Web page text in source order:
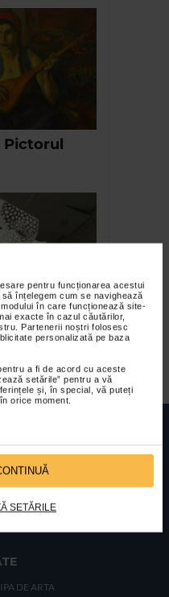
pentru funcționarea acestui
înțelegem cum se navighează
în care funcționează site-
exacte în cazul căutărilor,
Partenerii noștri folosesc
personalizată pe baza
a fi de acord cu aceste
setările” pentru a vă
și, în special, vă puteți
orice moment.
SETĂRILE
Pictorul
special: 4 PJ/ 29.01.2013
DE ARTA